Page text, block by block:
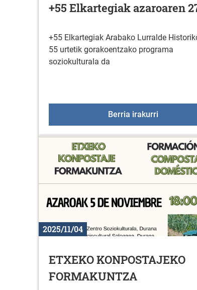
+55 Elkartegiak azaroaren
+55 Elkartegiak Arabako Lurralde
55 urtetik gorakoentzako programa
soziokulturala da
Berria irakurri
2025/11/04
ETXEKO KONPOSTAJEKO
FORMAKUNTZA